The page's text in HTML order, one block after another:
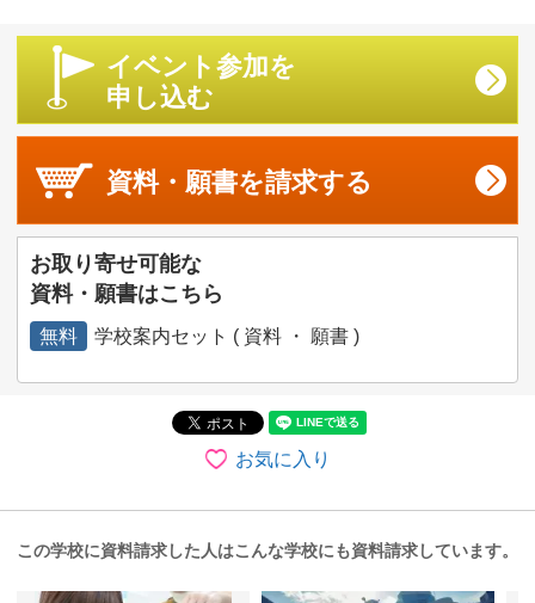
イベント参加を
申し込む
資料・願書を請求する
お取り寄せ可能な
資料・願書はこちら
無料 学校案内セット ( 資料 ・ 願書 )
お気に入り
この学校に資料請求した人はこんな学校にも資料請求しています。